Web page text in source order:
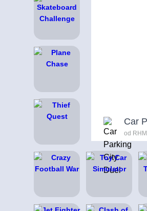
Car
od